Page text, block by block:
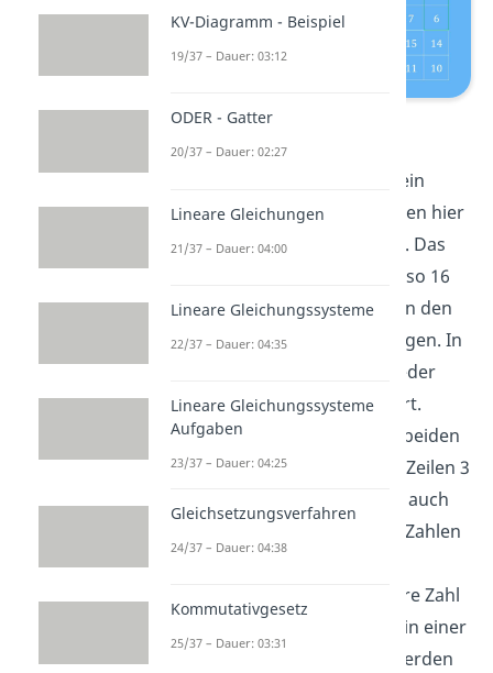
KV-Diagramm
Schauen wir uns doch einmal ein
solches Diagramm an. Wir haben hier
die vier Variablen A, B, C und D. Das
, also 16
Felder. Die Variablen werden an den
Rändern mit Strichen aufgetragen. In
dem Diagramm existiert von jeder
Variable auch der negierte Wert.
Beispielsweise sind die ersten beiden
Zeilen der Bereich
, da A den Zeilen 3
und 4 entspricht. Dasselbe gilt auch
für die anderen Variablen. Die Zahlen
Kästchen eine bestimmte binäre Zahl
zu. Diese Zahlen können auch in einer
Wahrheitstabelle aufgereiht werden
KV-Diagramm - Beispiel
19/37 – Dauer: 03:12
ODER - Gatter
20/37 – Dauer: 02:27
Lineare Gleichungen
21/37 – Dauer: 04:00
Lineare Gleichungssysteme
22/37 – Dauer: 04:35
Lineare Gleichungssysteme
Aufgaben
23/37 – Dauer: 04:25
Gleichsetzungsverfahren
24/37 – Dauer: 04:38
Kommutativgesetz
25/37 – Dauer: 03:31